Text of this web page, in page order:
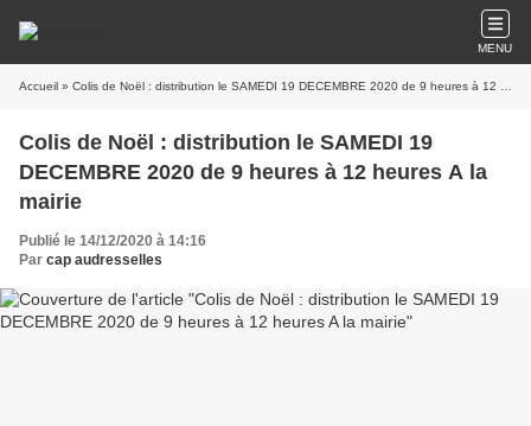
MENU
Accueil » Colis de Noël : distribution le SAMEDI 19 DECEMBRE 2020 de 9 heures à 12 heures A la mairie
Colis de Noël : distribution le SAMEDI 19
DECEMBRE 2020 de 9 heures à 12 heures A la
mairie
Publié le 14/12/2020 à 14:16
Par cap audresselles